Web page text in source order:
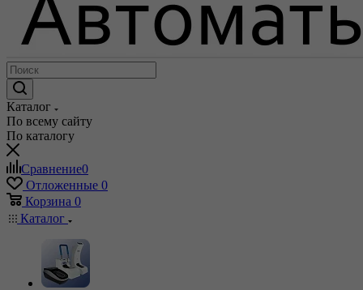
Каталог
По всему сайту
По каталогу
Сравнение0
Отложенные 0
Корзина 0
Каталог